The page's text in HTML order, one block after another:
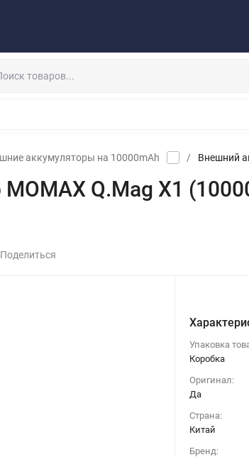
аккумуляторы на 10000mAh / Внешний
Q.Mag X1
Поделиться
Упаковка
Коробка
Оригинал:
Да
Страна:
Китай
Бренд: